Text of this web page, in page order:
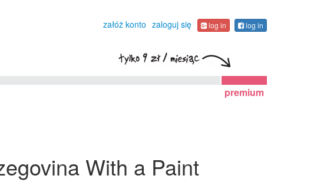
załóż konto zaloguj się log in log in
premium
With a Paint